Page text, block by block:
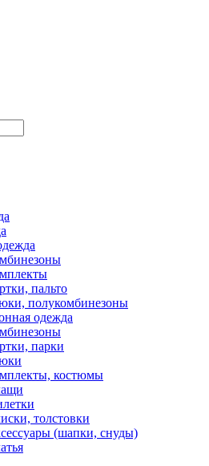
пальто
полукомбинезоны
одежда
парки
костюмы
толстовки
(шапки, снуды)